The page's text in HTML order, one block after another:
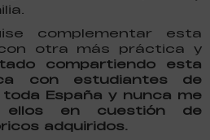
complementar esta
otra más práctica y
compartiendo esta
con estudiantes de
España y nunca me
en cuestión de
adquiridos.